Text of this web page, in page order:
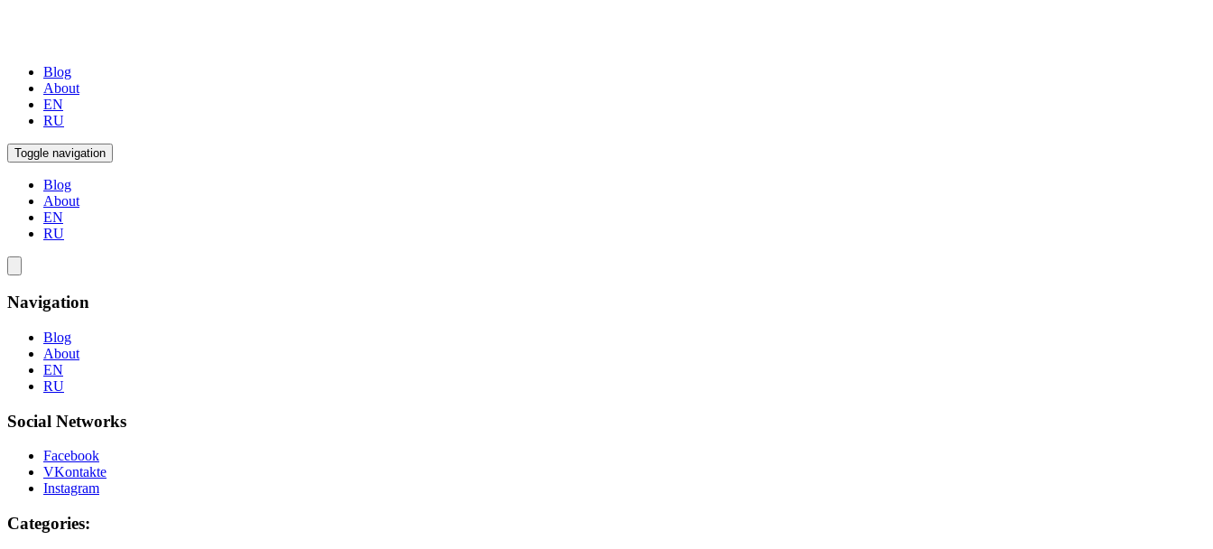
Blog
About
EN
RU
Toggle navigation
Blog
About
EN
RU
Navigation
Blog
About
EN
RU
Social Networks
Facebook
VKontakte
Instagram
Categories: